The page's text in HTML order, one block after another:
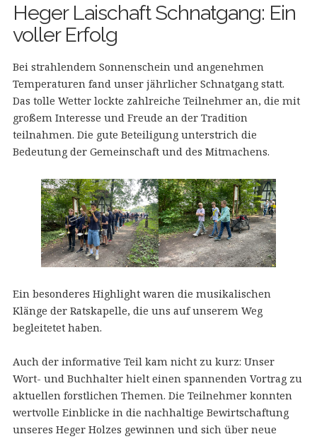
Heger Laischaft Schnatgang: Ein
voller Erfolg
Bei strahlendem Sonnenschein und angenehmen
Temperaturen fand unser jährlicher Schnatgang statt.
Das tolle Wetter lockte zahlreiche Teilnehmer an, die mit
großem Interesse und Freude an der Tradition
teilnahmen. Die gute Beteiligung unterstrich die
Bedeutung der Gemeinschaft und des Mitmachens.
Ein besonderes Highlight waren die musikalischen
Klänge der Ratskapelle, die uns auf unserem Weg
begleitetet haben.
Auch der informative Teil kam nicht zu kurz: Unser
Wort- und Buchhalter hielt einen spannenden Vortrag zu
aktuellen forstlichen Themen. Die Teilnehmer konnten
wertvolle Einblicke in die nachhaltige Bewirtschaftung
unseres Heger Holzes gewinnen und sich über neue